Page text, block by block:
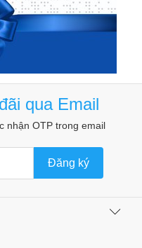
qua Email
nhận OTP trong email
Đăng ký